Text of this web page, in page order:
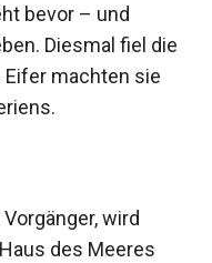
bevor – und
Diesmal fiel die
machten sie
wird
des Meeres